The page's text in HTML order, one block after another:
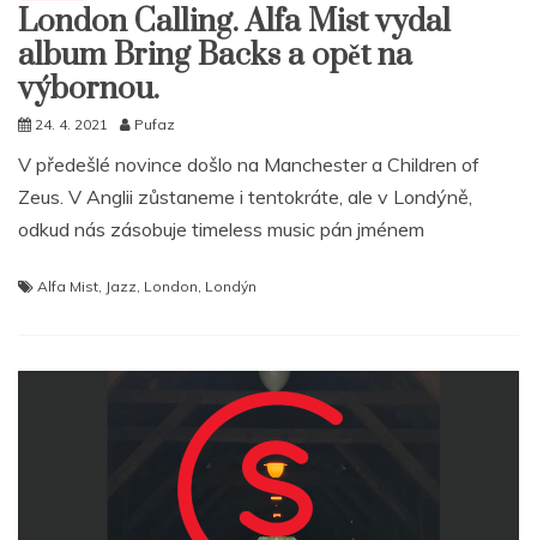
London Calling. Alfa Mist vydal
album Bring Backs a opět na
výbornou.
24. 4. 2021 Pufaz
V předešlé novince došlo na Manchester a Children of
Zeus. V Anglii zůstaneme i tentokráte, ale v Londýně,
odkud nás zásobuje timeless music pán jménem
Alfa Mist Jazz London Londýn